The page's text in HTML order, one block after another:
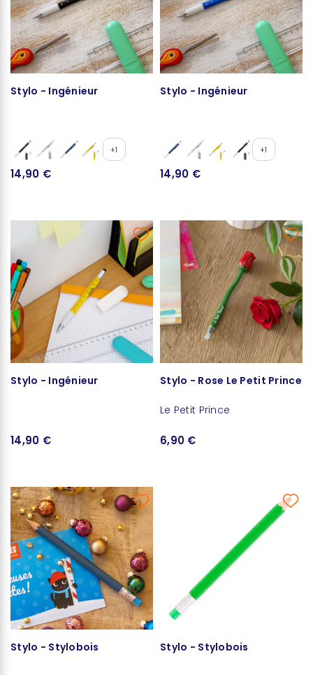
Stylo - Ingénieur
+1
14,90 €
Stylo - Ingénieur
+1
14,90 €
Stylo - Ingénieur
14,90 €
Stylo - Rose Le Petit Prince
Le Petit Prince
6,90 €
Stylo - Stylobois Stylo - Stylobois